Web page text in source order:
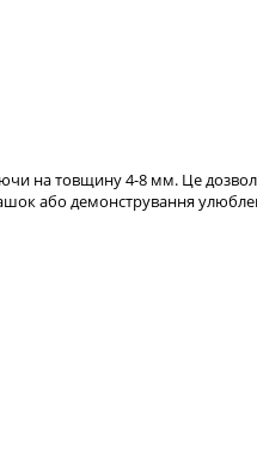
на товщину 4-8 мм. Це
або демонстрування